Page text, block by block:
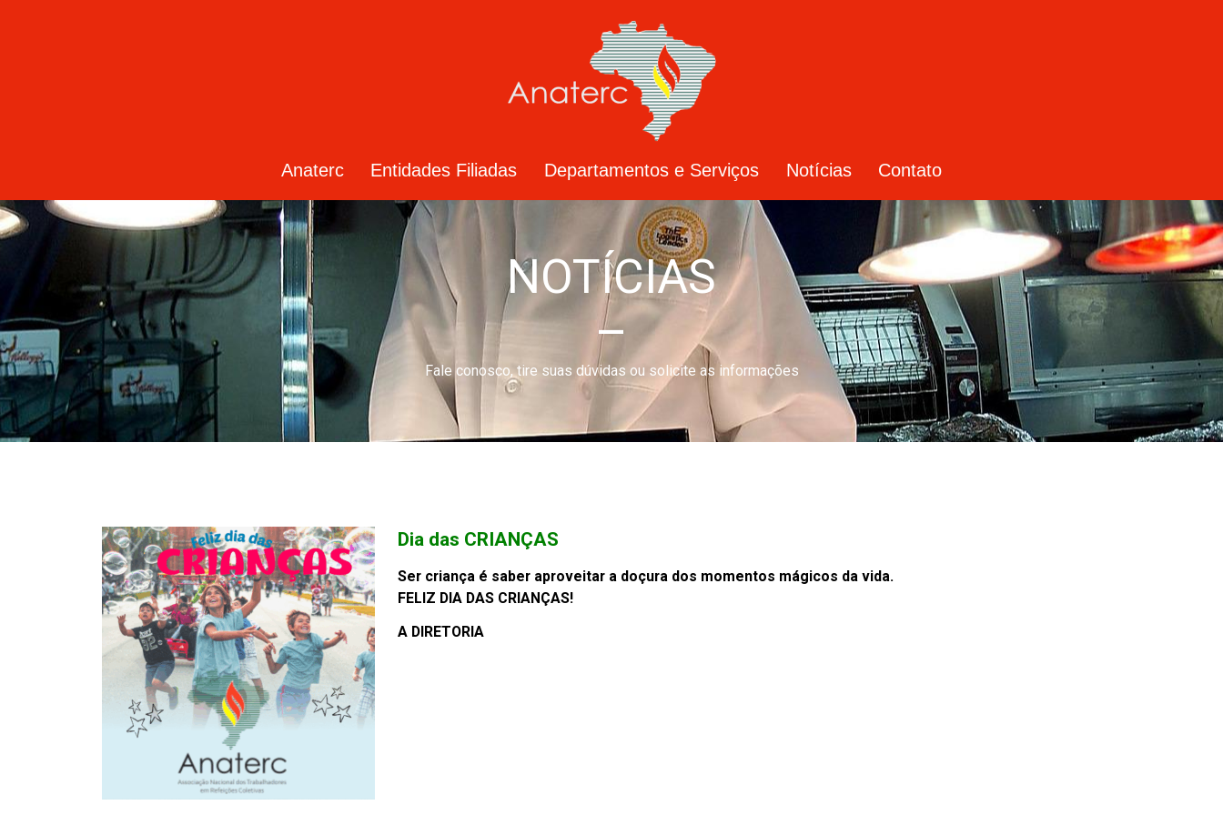
Anaterc Entidades Filiadas Departamentos e Serviços Notícias Contato
NOTÍCIAS
–
Fale conosco, tire suas dúvidas ou solicite as informações
Dia das CRIANÇAS
Ser criança é saber aproveitar a doçura dos momentos mágicos da vida.
FELIZ DIA DAS CRIANÇAS!
A DIRETORIA